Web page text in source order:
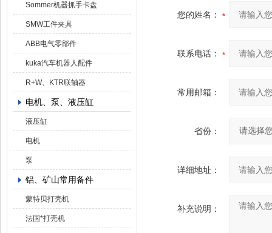
Sommer机器抓手卡盘
SMW工件夹具
ABB电气零部件
kuka汽车机器人配件
R+W、KTR联轴器
电机、泵、液压缸
液压缸
电机
泵
铝、矿山常用备件
蒙特贝打壳机
法国*打壳机
您的姓名：
联系电话：
常用邮箱：
省份：
详细地址：
补充说明：